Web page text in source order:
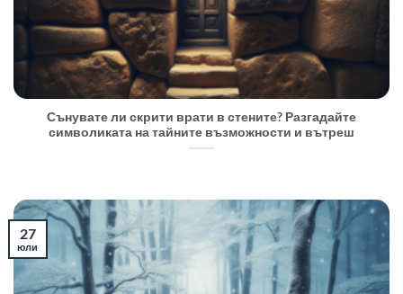
Сънувате ли скрити врати в стените? Разгадайте
символиката на тайните възможности и вътреш
27
юли